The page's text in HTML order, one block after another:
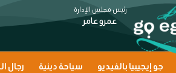
رئيس مجلس الإدارة
عمرو عامر
جو إيجيبيا بالفيديو سياحة دينية رجال